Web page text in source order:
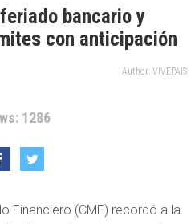
bancario y
con anticipación
Author: VIVEPAIS
1286
Financiero (CMF) recordó a la